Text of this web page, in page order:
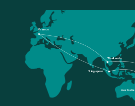
France
Australie
Singapour
Thaïlande